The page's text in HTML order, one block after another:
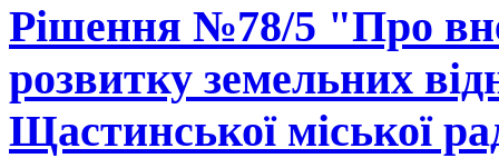
Рішення №78/5 "Про
розвитку земельних
Щастинської міської